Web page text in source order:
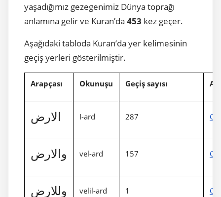
yaşadığımız gezegenimiz Dünya toprağı
anlamına gelir ve Kuran’da 453 kez geçer.
Aşağıdaki tabloda Kuran’da yer kelimesinin
geçiş yerleri gösterilmiştir.
Arapçası Okunuşu Geçiş sayısı
الارض I-ard 287
والارض vel-ard 157
وللارض velil-ard 1